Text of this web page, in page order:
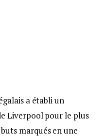
a établi un
Liverpool pour le plus
marqués en une